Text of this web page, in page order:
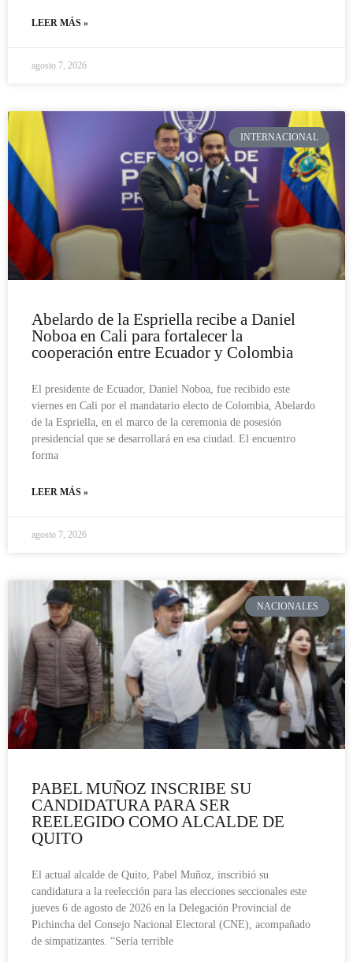
LEER MÁS »
agosto 7, 2026
INTERNACIONAL
Abelardo de la Espriella recibe a Daniel
Noboa en Cali para fortalecer la
cooperación entre Ecuador y Colombia
El presidente de Ecuador, Daniel Noboa, fue recibido este
viernes en Cali por el mandatario electo de Colombia, Abelardo
de la Espriella, en el marco de la ceremonia de posesión
presidencial que se desarrollará en esa ciudad. El encuentro
forma
LEER MÁS »
agosto 7, 2026
NACIONALES
PABEL MUÑOZ INSCRIBE SU
CANDIDATURA PARA SER
REELEGIDO COMO ALCALDE DE
QUITO
El actual alcalde de Quito, Pabel Muñoz, inscribió su
candidatura a la reelección para las elecciones seccionales este
jueves 6 de agosto de 2026 en la Delegación Provincial de
Pichincha del Consejo Nacional Electoral (CNE), acompañado
de simpatizantes. “Sería terrible